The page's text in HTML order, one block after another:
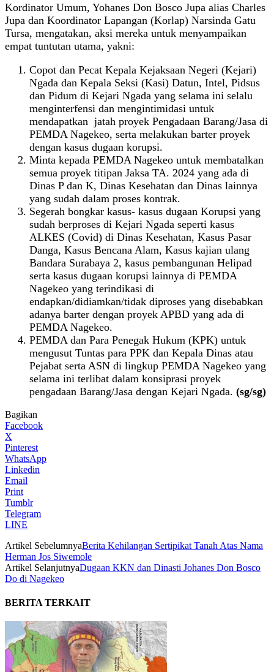
Kordinator Umum, Yohanes Don Bosco Jupa alias Charles
Jupa dan Koordinator Lapangan (Korlap) Narsinda Gatu
Tursa, mengatakan, aksi mereka untuk menyampaikan
empat tuntutan utama, yakni:
Copot dan Pecat Kepala Kejaksaan Negeri (Kejari)
Ngada dan Kepala Seksi (Kasi) Datun, Intel, Pidsus
dan Pidum di Kejari Ngada yang selama ini selalu
menginterfensi dan mengintimidasi untuk
mendapatkan jatah proyek Pengadaan Barang/Jasa di
PEMDA Nagekeo, serta melakukan barter proyek
dengan kasus dugaan korupsi.
Minta kepada PEMDA Nagekeo untuk membatalkan
semua proyek titipan Jaksa TA. 2024 yang ada di
Dinas P dan K, Dinas Kesehatan dan Dinas lainnya
yang sudah dalam proses kontrak.
Segerah bongkar kasus- kasus dugaan Korupsi yang
sudah berproses di Kejari Ngada seperti kasus
ALKES (Covid) di Dinas Kesehatan, Kasus Pasar
Danga, Kasus Bencana Alam, Kasus kajian ulang
Bandara Surabaya 2, kasus pembangunan Helipad
serta kasus dugaan korupsi lainnya di PEMDA
Nagekeo yang terindikasi di
endapkan/didiamkan/tidak diproses yang disebabkan
adanya barter dengan proyek APBD yang ada di
PEMDA Nagekeo.
PEMDA dan Para Penegak Hukum (KPK) untuk
mengusut Tuntas para PPK dan Kepala Dinas atau
Pejabat serta ASN di lingkup PEMDA Nagekeo yang
selama ini terlibat dalam konsiprasi proyek
pengadaan Barang/Jasa dengan Kejari Ngada. (sg/sg)
Bagikan
Facebook
X
Pinterest
WhatsApp
Linkedin
Email
Print
Tumblr
Telegram
LINE
Artikel SebelumnyaBerita Kehilangan Sertipikat Tanah Atas Nama
Herman Jos Siwemole
Artikel SelanjutnyaDugaan KKN dan Dinasti Johanes Don Bosco
Do di Nagekeo
BERITA TERKAIT